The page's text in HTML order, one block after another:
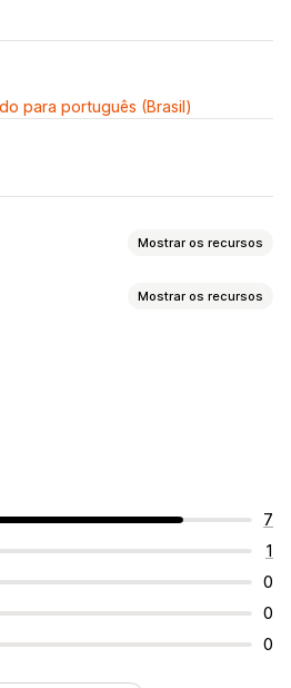
para português (Brasil)
Mostrar os recursos
Mostrar os recursos
7
1
0
0
0